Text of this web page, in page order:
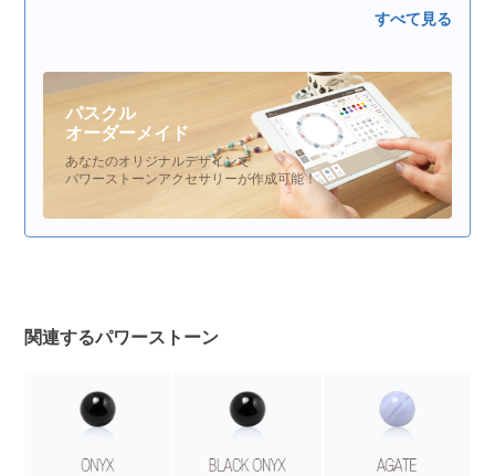
すべて見る
パスクル
オーダーメイド
あなたのオリジナルデザインで
パワーストーンアクセサリーが作成可能！
関連するパワーストーン